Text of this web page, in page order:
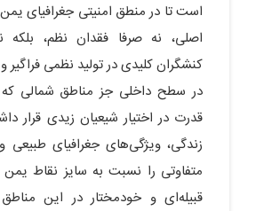
است تا در منطق امنیتی جغرافیای
اصلی، نه صرفا فقدان نظم، بلکه
کنشگران کلیدی در تولید نظمی فراگیر و
در سطح داخلی جز مناطق شمالی
قدرت در اختیار شیعیان زیدی قرار
زندگی، ویژگی‌های جغرافیای طبیعی
متفاوتی را نسبت به سایز نقاط یمن
قبیله‌ای و خودمختار در این